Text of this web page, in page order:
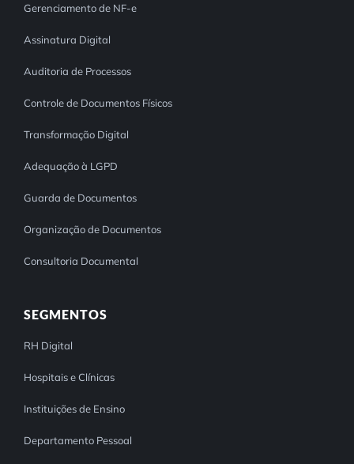
Gerenciamento de NF-e
Assinatura Digital
Auditoria de Processos
Controle de Documentos Físicos
Transformação Digital
Adequação à LGPD
Guarda de Documentos
Organização de Documentos
Consultoria Documental
SEGMENTOS
RH Digital
Hospitais e Clínicas
Instituições de Ensino
Departamento Pessoal